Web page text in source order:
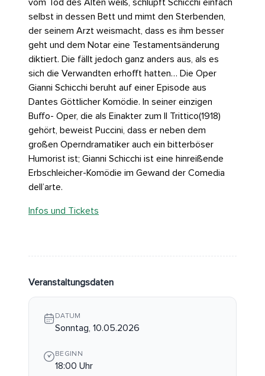
vom Tod des Alten weiß, schlüpft Schicchi einfach
selbst in dessen Bett und mimt den Sterbenden,
der seinem Arzt weismacht, dass es ihm besser
geht und dem Notar eine Testamentsänderung
diktiert. Die fällt jedoch ganz anders aus, als es
sich die Verwandten erhofft hatten… Die Oper
Gianni Schicchi beruht auf einer Episode aus
Dantes Göttlicher Komödie. In seiner einzigen
Buffo- Oper, die als Einakter zum Il Trittico(1918)
gehört, beweist Puccini, dass er neben dem
großen Operndramatiker auch ein bitterböser
Humorist ist; Gianni Schicchi ist eine hinreißende
Erbschleicher-Komödie im Gewand der Comedia
dell’arte.
Infos und Tickets
Veranstaltungsdaten
DATUM
Sonntag, 10.05.2026
BEGINN
18:00 Uhr